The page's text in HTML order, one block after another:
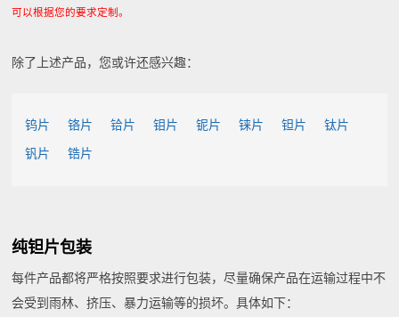
可以根据您的要求定制。
除了上述产品，您或许还感兴趣：
钨片 铬片 铪片 钼片 铌片 铼片 钽片 钛片
钒片 锆片
纯钽片包装
每件产品都将严格按照要求进行包装，尽量确保产品在运输过程中不
会受到雨林、挤压、暴力运输等的损坏。具体如下：